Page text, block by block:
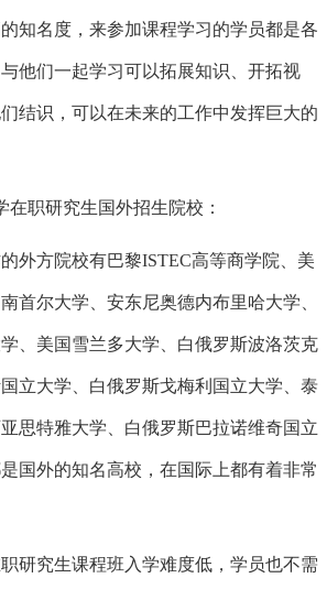
知名度，来参加课程学习的学员都是各
他们一起学习可以拓展知识、开拓视
结识，可以在未来的工作中发挥巨大的
职研究生国外招生院校：
方院校有巴黎ISTEC高等商学院、美
首尔大学、安东尼奥德内布里哈大学、
、美国雪兰多大学、白俄罗斯波洛茨克
立大学、白俄罗斯戈梅利国立大学、泰
思特雅大学、白俄罗斯巴拉诺维奇国立
国外的知名高校，在国际上都有着非常
究生课程班入学难度低，学员也不需